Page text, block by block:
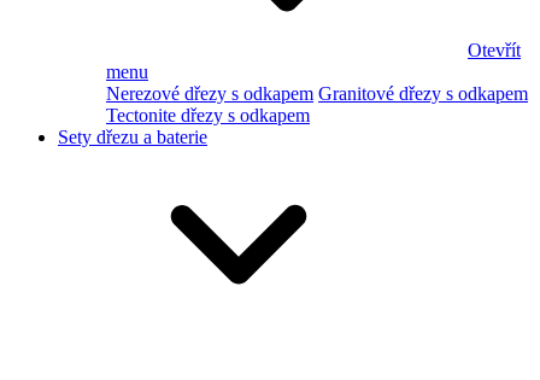
Otevřít
menu
Nerezové dřezy s odkapem Granitové dřezy s odkapem
Tectonite dřezy s odkapem
Sety dřezu a baterie